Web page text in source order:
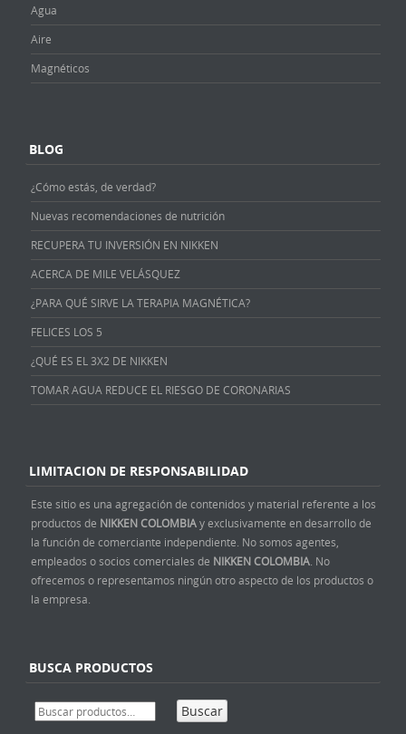
Agua
Aire
Magnéticos
BLOG
¿Cómo estás, de verdad?
Nuevas recomendaciones de nutrición
RECUPERA TU INVERSIÓN EN NIKKEN
ACERCA DE MILE VELÁSQUEZ
¿PARA QUÉ SIRVE LA TERAPIA MAGNÉTICA?
FELICES LOS 5
¿QUÉ ES EL 3X2 DE NIKKEN
TOMAR AGUA REDUCE EL RIESGO DE CORONARIAS
LIMITACION DE RESPONSABILIDAD
Este sitio es una agregación de contenidos y material referente a los
productos de NIKKEN COLOMBIAy exclusivamente en desarrollo de
la función de comerciante independiente. No somos agentes,
empleados o socios comerciales de NIKKEN COLOMBIA . No
ofrecemos o representamos ningún otro aspecto de los productos o
la empresa.
BUSCA PRODUCTOS
Buscar